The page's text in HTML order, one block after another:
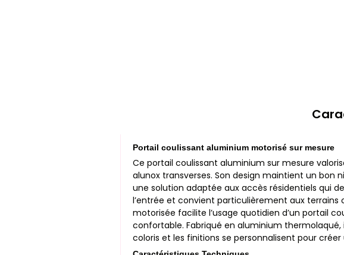
Portail coulissant aluminium motorisé sur mesure
Ce portail coulissant aluminium sur mesure
alunox transverses. Son design maintient un
une solution adaptée aux accès résidentiels qui
l’entrée et convient particulièrement aux
motorisée facilite l’usage quotidien d’un portail
confortable. Fabriqué en aluminium
coloris et les finitions se personnalisent pour